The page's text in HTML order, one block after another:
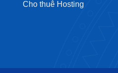
Cho thuê Hosting